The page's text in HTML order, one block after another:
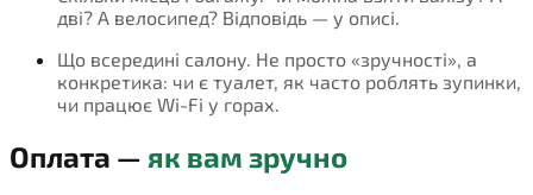
дві? А велосипед? Відповідь — у описі.
Що всередині салону. Не просто «зручності», а
конкретика: чи є туалет, як часто роблять зупинки,
чи працює Wi-Fi у горах.
Оплата — як вам зручно